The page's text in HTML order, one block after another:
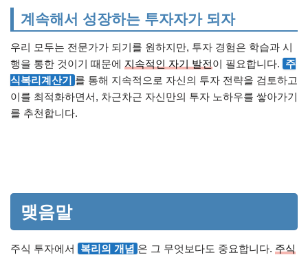
계속해서 성장하는 투자자가 되자
우리 모두는 전문가가 되기를 원하지만, 투자 경험은 학습과 시
행을 통한 것이기 때문에 지속적인 자기 발전이 필요합니다. 주
식복리계산기 를 통해 지속적으로 자신의 투자 전략을 검토하고
이를 최적화하면서, 차근차근 자신만의 투자 노하우를 쌓아가기
를 추천합니다.
맺음말
주식 투자에서 복리의 개념 은 그 무엇보다도 중요합니다. 주식